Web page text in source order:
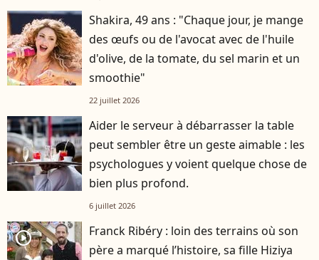
Shakira, 49 ans : "Chaque jour, je mange
des œufs ou de l'avocat avec de l'huile
d'olive, de la tomate, du sel marin et un
smoothie"
22 juillet 2026
Aider le serveur à débarrasser la table
peut sembler être un geste aimable : les
psychologues y voient quelque chose de
bien plus profond.
6 juillet 2026
player2
Franck Ribéry : loin des terrains où son
père a marqué l’histoire, sa fille Hiziya